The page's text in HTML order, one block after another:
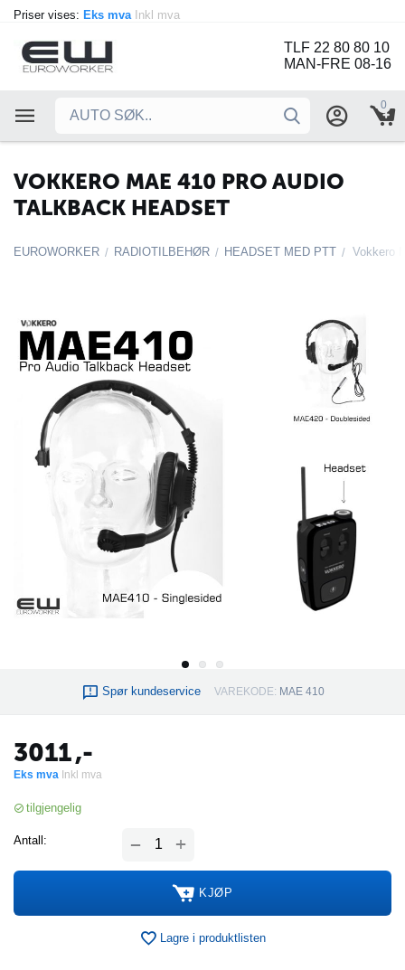
Priser vises: Eks mva Inkl mva
TLF 22 80 80 10
MAN-FRE 08-16
0
VOKKERO MAE 410 PRO AUDIO
TALKBACK HEADSET
EUROWORKER / RADIOTILBEHØR / HEADSET MED PTT / Vokkero
Spør kundeservice VAREKODE: MAE 410
3011,-
Eks mva Inkl mva
tilgjengelig
Antall: +
−
KJØP
Lagre i produktlisten